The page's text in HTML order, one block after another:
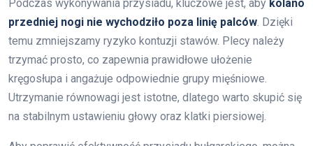
Podczas wykonywania przysiadu, kluczowe jest, aby kolano
przedniej nogi nie wychodziło poza linię palców . Dzięki
temu zmniejszamy ryzyko kontuzji stawów. Plecy należy
trzymać prosto, co zapewnia prawidłowe ułożenie
kręgosłupa i angażuje odpowiednie grupy mięśniowe.
Utrzymanie równowagi jest istotne, dlatego warto skupić się
na stabilnym ustawieniu głowy oraz klatki piersiowej.